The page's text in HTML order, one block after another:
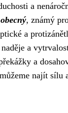
a
, známý
a
a
a
najít sílu